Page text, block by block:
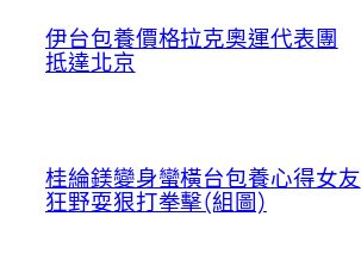
伊台包養價格拉克奧運代表團
抵達北京
桂綸鎂變身蠻橫台包養心得女友
狂野耍狠打拳擊(組圖)